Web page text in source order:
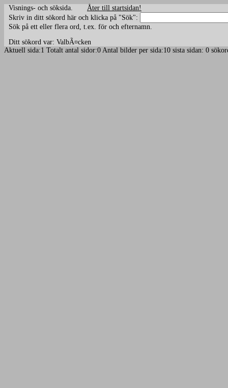
Visnings- och söksida. Åter till startsidan!
Skriv in ditt sökord här och klicka på "Sök":
Sök på ett eller flera ord, t.ex. för och efternamn.
Ditt sökord var: ValbÃ¤cken
Aktuell sida:1 Totalt antal sidor:0 Antal bilder per sida:10 sista sidan: 0